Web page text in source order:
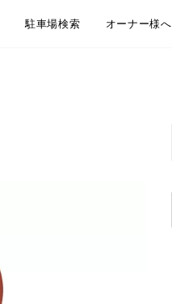
駐車場検索 オーナー様へ